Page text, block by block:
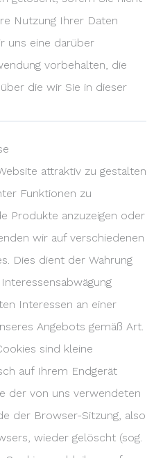
Nutzung Ihrer Daten
uns eine darüber
vorbehalten, die
die wir Sie in dieser
attraktiv zu gestalten
Funktionen zu
Produkte anzuzeigen oder
wir auf verschiedenen
Dies dient der Wahrung
Interessen an einer
Angebots gemäß Art.
sind kleine
auf Ihrem Endgerät
der von uns verwendeten
der Browser-Sitzung, also
wieder gelöscht (sog.